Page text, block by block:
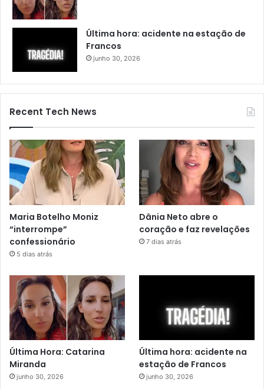
Última hora: acidente na estação de
Francos
junho 30, 2026
Recent Tech News
Maria Botelho Moniz
“interrompe”
confessionário
5 dias atrás
Dânia Neto abre o
coração e faz revelações
7 dias atrás
Última Hora: Catarina
Miranda
junho 30, 2026
Última hora: acidente na
estação de Francos
junho 30, 2026